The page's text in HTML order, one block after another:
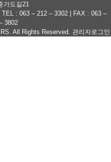
가도길21
: 063 – 212 – 3302 | FAX : 063 –
3802
All Rights Reserved. 관리자로그인